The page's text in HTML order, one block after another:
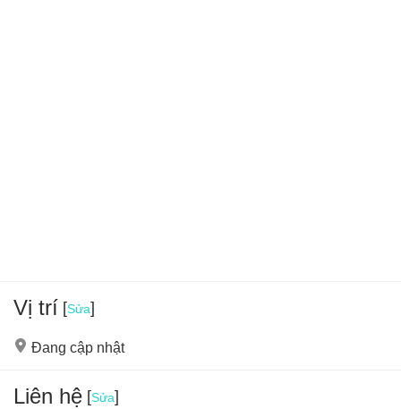
Vị trí [Sửa]
Đang cập nhật
Liên hệ [Sửa]